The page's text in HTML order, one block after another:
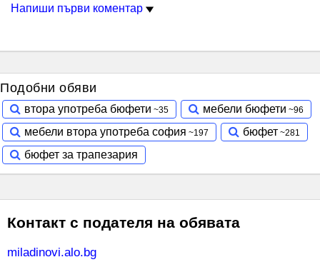
Напиши първи коментар
Подобни обяви
втора употреба бюфети
мебели бюфети
мебели втора употреба софия
бюфет
бюфет за трапезария
Контакт с подателя на обявата
miladinovi.alo.bg